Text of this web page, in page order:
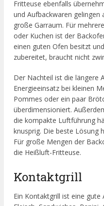
Fritteuse ebenfalls
und Aufbackwaren
große Garraum. Für
oder Kuchen ist der
einen guten Ofen besitzt
zubereitet, braucht nicht
Der Nachteil ist die längere
Energieeinsatz bei kleinen
Pommes oder ein paar
überdimensioniert.
die kompakte Luftführung
knusprig. Die beste Lösung
Für große Mengen der
die Heißluft-Fritteuse.
Kontaktgrill
Ein Kontaktgrill ist eine